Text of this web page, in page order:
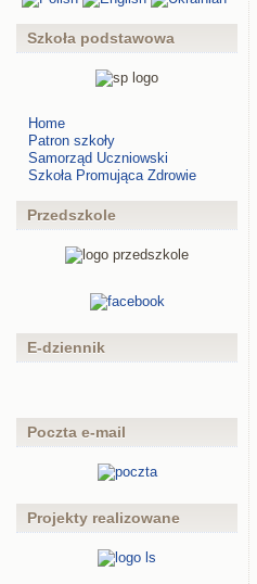
Szkoła podstawowa
Home
Patron szkoły
Samorząd Uczniowski
Szkoła Promująca Zdrowie
Przedszkole
E-dziennik
Poczta e-mail
Projekty realizowane